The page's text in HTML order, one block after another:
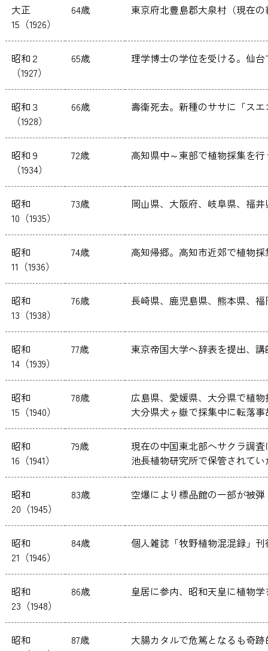
大正
15（1926）
64歳 東京府北豊島郡大泉村（現在
昭和２
（1927）
65歳 理学博士の学位を受ける。仙
昭和３
（1928）
66歳 壽衛死去。新種のササに「ス
昭和９
（1934）
72歳 高知県中～東部で植物採集を
昭和
10（1935）
73歳 岡山県、大阪府、岐阜県、福
昭和
11（1936）
74歳 高知帰郷。高知市近郊で植物
昭和
13（1938）
76歳 長崎県、鹿児島県、熊本県、
昭和
14（1939）
77歳 東京帝国大学へ辞表を提出、
昭和
15（1940）
78歳
広島県、愛媛県、大分県で植
大分県犬ヶ嶽で採集中に転落
昭和
16（1941）
79歳
現在の中国東北部へサクラ調
池長植物研究所で保管されて
昭和
20（1945）
83歳 空爆により標品館の一部が被
昭和
21（1946）
84歳 個人雑誌「牧野植物混混録」
昭和
23（1948）
86歳 皇居に参内、昭和天皇に植物
昭和
87歳 大腸カタルで危篤となるも奇